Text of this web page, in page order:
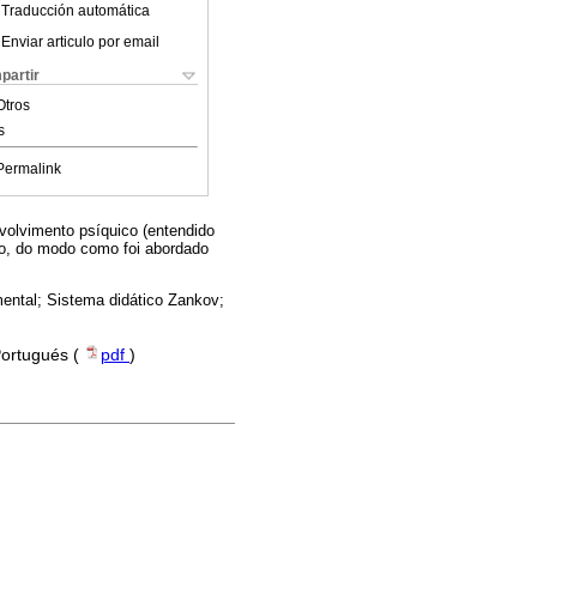
Traducción automática
Enviar articulo por email
psíquico (entendido
do modo como foi abordado
Sistema didático Zankov;
( pdf )